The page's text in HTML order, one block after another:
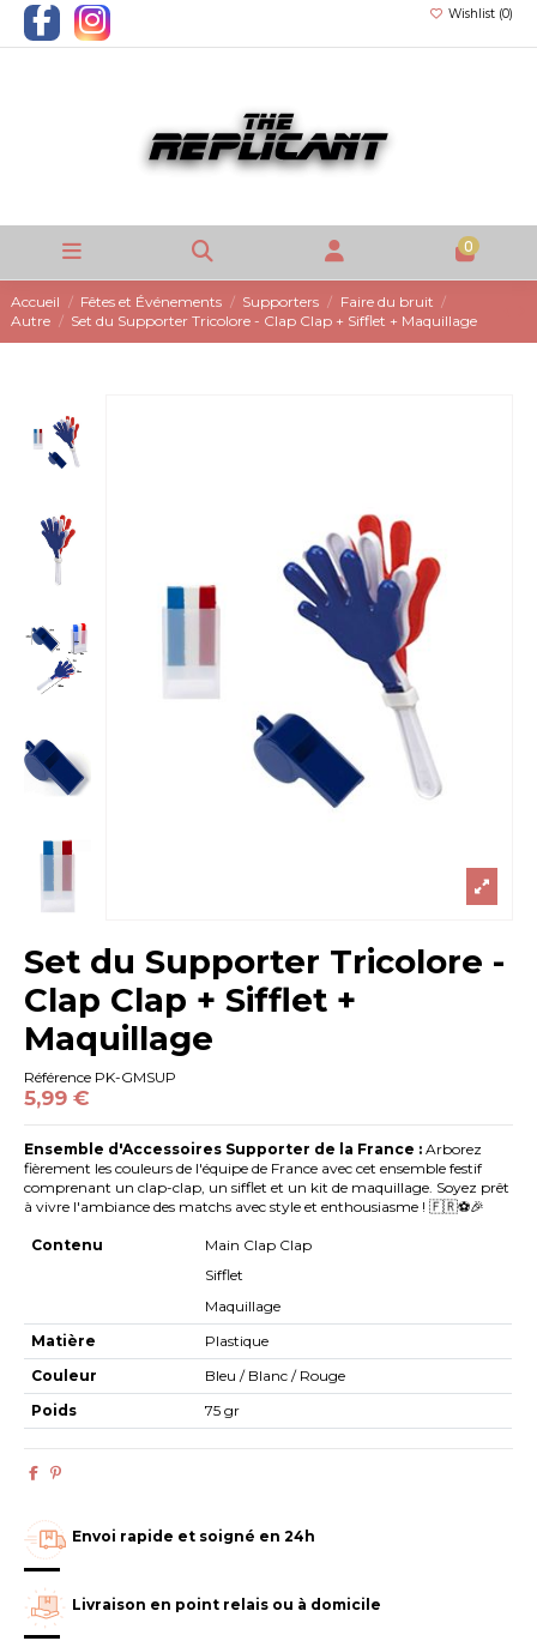
Wishlist (0)
0
Accueil Fêtes et Événements Supporters
Faire du bruit
Autre
Set du Supporter Tricolore - Clap Clap + Sifflet + Maquillage
Set du Supporter Tricolore -
Clap Clap + Sifflet +
Maquillage
Référence PK-GMSUP
5,99 €
Ensemble d'Accessoires Supporter de la France : Arborez
fièrement les couleurs de l'équipe de France avec cet ensemble festif
comprenant un clap-clap, un sifflet et un kit de maquillage. Soyez prêt
à vivre l'ambiance des matchs avec style et enthousiasme ! 🇫🇷⚽🎉
Contenu
Main Clap Clap
Sifflet
Maquillage
Matière
Plastique
Couleur
Bleu / Blanc / Rouge
Poids
75 gr
Envoi rapide et soigné en 24h
Livraison en point relais ou à domicile